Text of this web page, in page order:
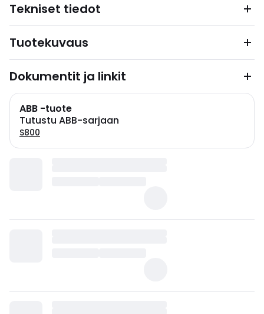
Tekniset tiedot
Tuotekuvaus
Dokumentit ja linkit
ABB -tuote
Tutustu ABB-sarjaan
S800